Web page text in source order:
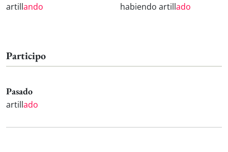
artillando habiendo artillado
Participo
Pasado
artillado